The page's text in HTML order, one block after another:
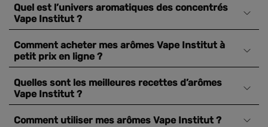
Quel est l’univers aromatiques des concentrés
Vape Institut ?
Comment acheter mes arômes Vape Institut à
petit prix en ligne ?
Quelles sont les meilleures recettes d’arômes
Vape Institut ?
Comment utiliser mes arômes Vape Institut ?